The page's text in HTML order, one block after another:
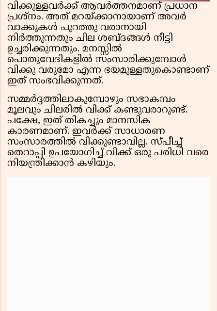
വിക്കുള്ളവർക്ക് ആവർത്തനമാണ് പ്രധാന
പ്രശ്‌നം. അത് മറയ്ക്കാനായാണ് അവർ
വാക്കുകൾ പുറത്തു വരാനായി
നിർത്തുന്നതും ചില ശബ്ദങ്ങൾ നീട്ടി
ഉച്ചരിക്കുന്നതും. മനസ്സിൽ
പൊതുവേദികളിൽ സംസാരിക്കുമ്പോൾ
വിക്കു വരുമോ എന്ന ഭയമുള്ളതുകൊണ്ടാണ്
ഇത് സംഭവിക്കുന്നത്.
സമ്മർദ്ദത്തിലാകുമ്പോഴും സഭാകമ്പം
മൂലവും ചിലരിൽ വിക്ക് കണ്ടുവരാറുണ്ട്.
പക്ഷേ, ഇത് തികച്ചും മാനസിക
കാരണമാണ്. ഇവർക്ക് സാധാരണ
സംസാരത്തിൽ വിക്കുണ്ടാവില്ല. സ്പീച്ച്
തെറാപ്പി ഉപയോഗിച്ച് വിക്ക് ഒരു പരിധി വരെ
നിയന്ത്രിക്കാൻ കഴിയും.